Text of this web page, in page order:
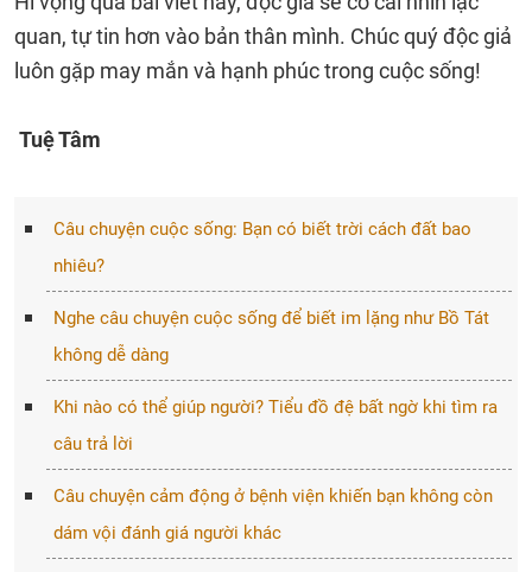
quan, tự tin hơn vào bản thân mình. Chúc quý độc giả
luôn gặp may mắn và hạnh phúc trong cuộc sống!
Tuệ Tâm
Câu chuyện cuộc sống: Bạn có biết trời cách đất bao
nhiêu?
Nghe câu chuyện cuộc sống để biết im lặng như Bồ Tát
không dễ dàng
Khi nào có thể giúp người? Tiểu đồ đệ bất ngờ khi tìm ra
câu trả lời
Câu chuyện cảm động ở bệnh viện khiến bạn không còn
dám vội đánh giá người khác